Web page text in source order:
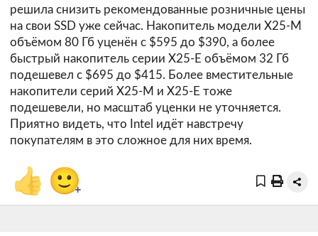
решила снизить рекомендованные розничные цены
на свои SSD уже сейчас. Накопитель модели X25-M
объёмом 80 Гб уценён с $595 до $390, а более
быстрый накопитель серии X25-E объёмом 32 Гб
подешевел с $695 до $415. Более вместительные
накопители серий X25-M и X25-E тоже
подешевели, но масштаб уценки не уточняется.
Приятно видеть, что Intel идёт навстречу
покупателям в это сложное для них время.
👍 🙂+